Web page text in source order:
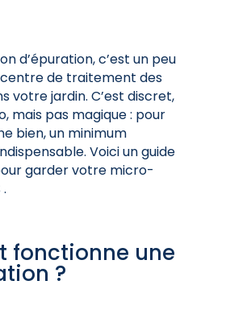
d’épuration, c’est un peu
de traitement des
votre jardin. C’est discret,
mais pas magique : pour
bien, un minimum
Voici un guide
garder votre micro-
fonctionne une
?